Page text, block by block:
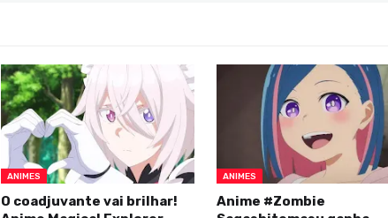
ANIMES
O coadjuvante vai brilhar!
ANIMES
Anime #Zombie